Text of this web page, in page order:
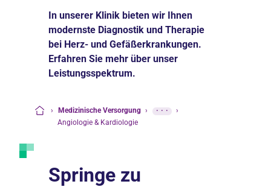
In unserer Klinik bieten wir Ihnen
modernste Diagnostik und Therapie
bei Herz- und Gefäßerkrankungen.
Erfahren Sie mehr über unser
Leistungsspektrum.
› Medizinische Versorgung › ···
›
Angiologie & Kardiologie
Springe zu